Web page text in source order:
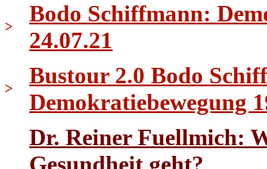
>
Bodo Schiffmann:
24.07.21
>
Bustour 2.0 Bodo
Demokratiebewegung
Dr. Reiner Fuellmich: